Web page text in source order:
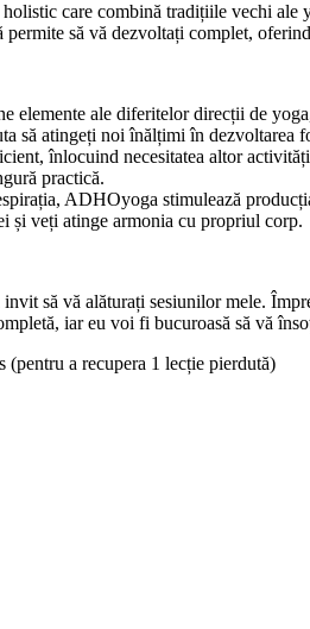
care combină tradițiile vechi
să vă dezvoltați complet,
elemente ale diferitelor direcții de
să atingeți noi înălțimi în dezvoltarea
înlocuind necesitatea altor
practică.
ADHOyoga stimulează
și veți atinge armonia cu propriul corp.
să vă alăturați sesiunilor mele.
iar eu voi fi bucuroasă să vă
a recupera 1 lecție pierdută)